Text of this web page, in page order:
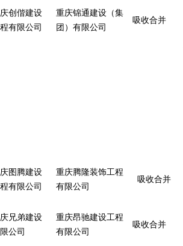
创偕建设
有限公司
重庆锦通建设（集
团）有限公司
吸收合并
图腾建设
有限公司
重庆腾隆装饰工程
有限公司
吸收合并
兄弟建设
公司
重庆昂驰建设工程
有限公司
吸收合并